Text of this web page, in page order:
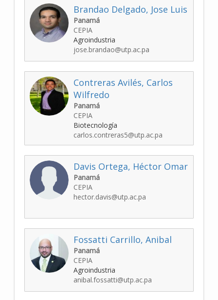
Brandao Delgado, Jose Luis
Panamá
CEPIA
Agroindustria
jose.brandao@utp.ac.pa
Contreras Avilés, Carlos
Wilfredo
Panamá
CEPIA
Biotecnología
carlos.contreras5@utp.ac.pa
Davis Ortega, Héctor Omar
Panamá
CEPIA
hector.davis@utp.ac.pa
Fossatti Carrillo, Anibal
Panamá
CEPIA
Agroindustria
anibal.fossatti@utp.ac.pa